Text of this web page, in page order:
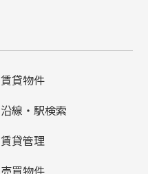
賃貸物件
沿線・駅検索
賃貸管理